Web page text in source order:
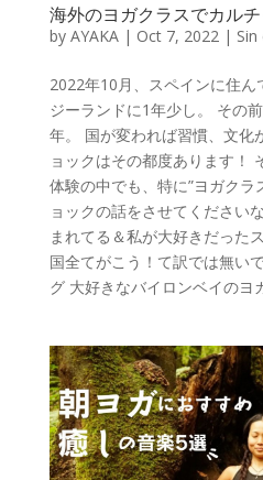
海外のヨガクラスでカル
by AYAKA| Oct 7, 2022|
2022年10月、スペインに住
ジーランドに1年少し。 その
年。 国が変われば習慣、文化
ョックはその都度あります！
体験の中でも、特に”ヨガクラ
ョックの話をさせてください
まれてる＆私が大好きだった
国全てがこう！て訳では無い
グ 大好きなバイロンベイのヨ